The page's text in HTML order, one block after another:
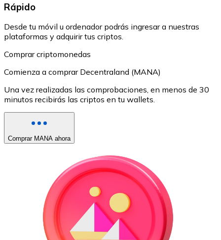
Rápido
Desde tu móvil u ordenador podrás ingresar a nuestras
plataformas y adquirir tus criptos.
Comprar criptomonedas
Comienza a comprar Decentraland (MANA)
Una vez realizadas las comprobaciones, en menos de 30
minutos recibirás las criptos en tu wallets.
Comprar MANA ahora